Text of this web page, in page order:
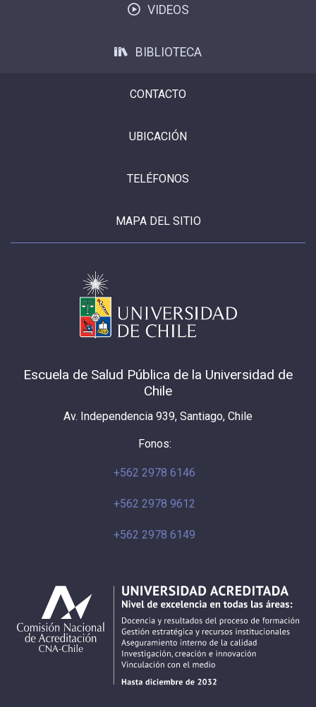
VIDEOS
BIBLIOTECA
CONTACTO
UBICACIÓN
TELÉFONOS
MAPA DEL SITIO
Escuela de Salud Pública de la Universidad de
Chile
Av. Independencia 939, Santiago, Chile
Fonos:
+562 2978 6146
+562 2978 9612
+562 2978 6149